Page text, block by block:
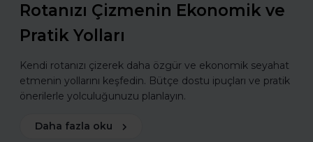
Rotanızı Çizmenin Ekonomik ve
Pratik Yolları
Kendi rotanızı çizerek daha özgür ve ekonomik seyahat
etmenin yollarını keşfedin. Bütçe dostu ipuçları ve pratik
önerilerle yolculuğunuzu planlayın.
Daha fazla oku